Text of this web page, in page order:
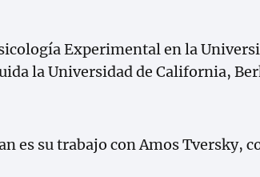
Experimental en la
la Universidad de California,
es su trabajo con Amos Tversky,